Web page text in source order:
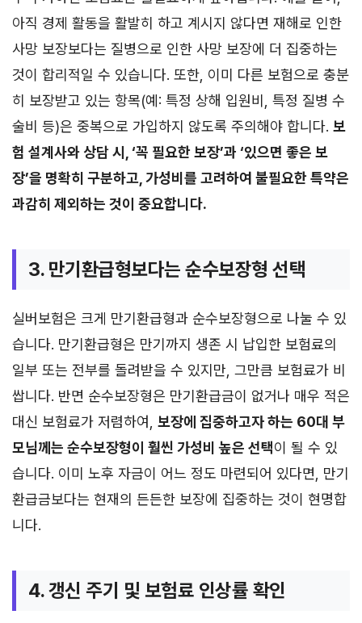
아직 경제 활동을 활발히 하고 계시지 않다면 재해로 인한
사망 보장보다는 질병으로 인한 사망 보장에 더 집중하는
것이 합리적일 수 있습니다. 또한, 이미 다른 보험으로 충분
히 보장받고 있는 항목(예: 특정 상해 입원비, 특정 질병 수
술비 등)은 중복으로 가입하지 않도록 주의해야 합니다. 보
험 설계사와 상담 시, ‘꼭 필요한 보장’과 ‘있으면 좋은 보
장’을 명확히 구분하고, 가성비를 고려하여 불필요한 특약은
과감히 제외하는 것이 중요합니다.
3. 만기환급형보다는 순수보장형 선택
실버보험은 크게 만기환급형과 순수보장형으로 나눌 수 있
습니다. 만기환급형은 만기까지 생존 시 납입한 보험료의
일부 또는 전부를 돌려받을 수 있지만, 그만큼 보험료가 비
쌉니다. 반면 순수보장형은 만기환급금이 없거나 매우 적은
대신 보험료가 저렴하여, 보장에 집중하고자 하는 60대 부
모님께는 순수보장형이 훨씬 가성비 높은 선택이 될 수 있
습니다. 이미 노후 자금이 어느 정도 마련되어 있다면, 만기
환급금보다는 현재의 든든한 보장에 집중하는 것이 현명합
니다.
4. 갱신 주기 및 보험료 인상률 확인